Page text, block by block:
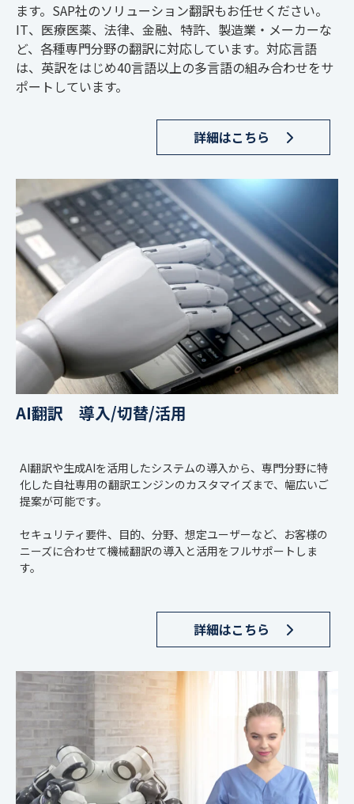
ます。SAP社のソリューション翻訳もお任せください。
IT、医療医薬、法律、金融、特許、製造業・メーカーな
ど、各種専門分野の翻訳に対応しています。対応言語
は、英訳をはじめ40言語以上の多言語の組み合わせをサ
ポートしています。
詳細はこちら
AI翻訳 導入/切替/活用
AI翻訳や生成AIを活用したシステムの導入から、専門分野に特
化した自社専用の翻訳エンジンのカスタマイズまで、幅広いご
提案が可能です。
セキュリティ要件、目的、分野、想定ユーザーなど、お客様の
ニーズに合わせて機械翻訳の導入と活用をフルサポートしま
す。
詳細はこちら